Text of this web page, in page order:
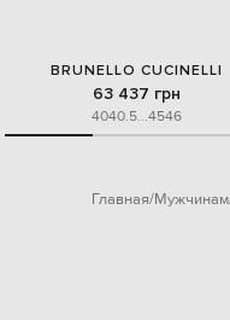
BRUNELLO CUCINELLI
63 437 грн
4040.5...4546
Главная Мужчинам